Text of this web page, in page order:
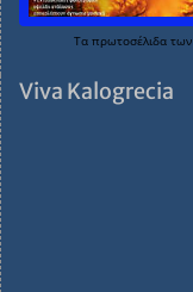
Τα πρωτοσέλιδα των
Viva Kalogrecia